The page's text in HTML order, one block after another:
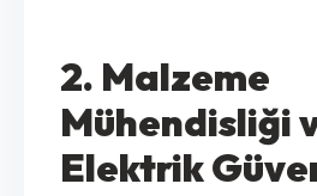
2. Malzeme
Mühendisliği
Elektrik